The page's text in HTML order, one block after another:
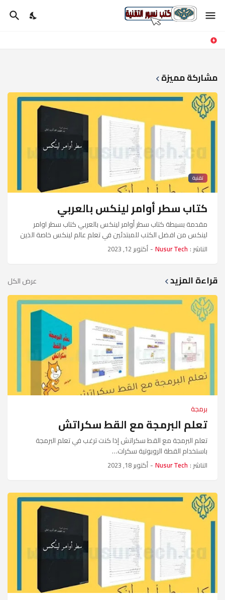
مشاركة مميزة
تقنية
كتاب سطر أوامر لينكس بالعربي
مقدمة بسيطة كتاب سطر أوامر لينكس بالعربي كتاب سطر اوامر
لينكس من افضل الكتب للمبتدئين في تعلم عالم لينكس خاصة الذين
يخشون ويخافون من سطر الاومر Terminal . هذا الك…
الناشر : Nusur Tech
- أكتوبر 12, 2023
قراءة المزيد عرض الكل
برمجة
تعلم البرمجة مع القط سكراتش
تعلم البرمجة مع القط سكراتش إذا كنت ترغب في تعلم البرمجة
باستخدام القطة الروبوتية سكرات…
الناشر : Nusur Tech
- أكتوبر 18, 2023